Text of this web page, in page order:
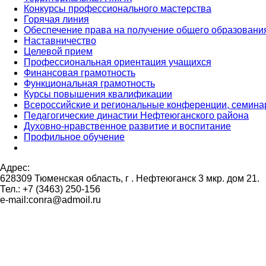
Конкурсы профессионального мастерства
Горячая линия
Обеспечение права на получение общего
Наставничество
Целевой прием
Профессиональная ориентация учащихся
Финансовая грамотность
Функциональная грамотность
Курсы повышения квалификации
Всероссийские и региональные конференции,
Педагогические династии Нефтеюганского района
Духовно-нравственное развитие и воспитание
Профильное обучение
Адрес:
628309 Тюменская область, г . Нефтеюганск 3 мкр. дом 21.
Тел.: +7 (3463) 250-156
e-mail:conra@admoil.ru